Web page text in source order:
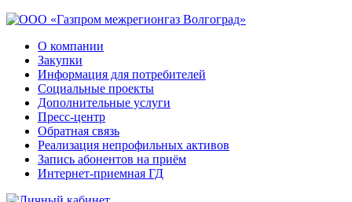
О компании
Закупки
Информация для потребителей
Социальные проекты
Дополнительные услуги
Пресс-центр
Обратная связь
Реализация непрофильных активов
Запись абонентов на приём
Интернет-приемная ГД